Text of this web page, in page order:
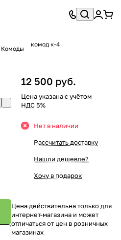
Комоды
комод к-4
12 500 руб.
Цена указана с учётом
НДС 5%
Нет в наличии
Рассчитать доставку
Нашли дешевле?
Хочу в подарок
Цена действительна только для
интернет-магазина и может
отличаться от цен в розничных
магазинах